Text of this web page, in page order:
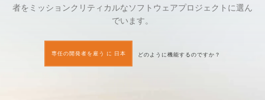
者をミッションクリティカルなソフトウェアプロジェクトに選ん
でいます。
専任の開発者を雇う に 日本 どのように機能するのですか？